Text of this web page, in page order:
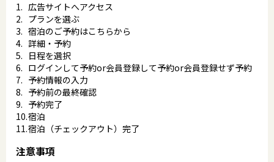
広告サイトへアクセス
プランを選ぶ
宿泊のご予約はこちらから
詳細・予約
日程を選択
ログインして予約or会員登録して予約or会員登録せず予約
予約情報の入力
予約前の最終確認
予約完了
宿泊
宿泊（チェックアウト）完了
注意事項